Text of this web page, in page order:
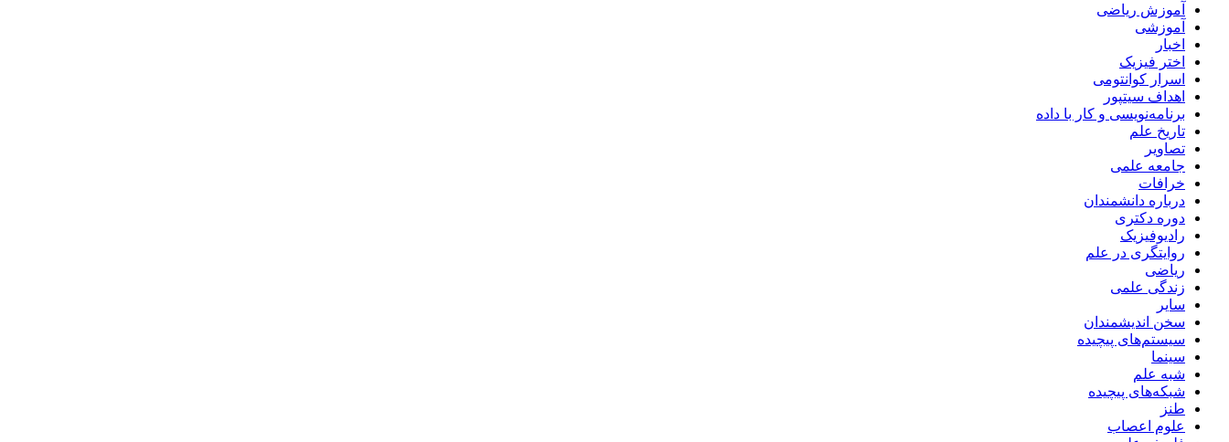
آموزش ریاضی
آموزشی
اخبار
اختر فیزیک
اسرار کوانتومی
اهداف سیتپور
برنامه‌نویسی و کار با داده
تاریخ علم
تصاویر
جامعه علمی
خرافات
درباره دانشمندان
دوره دکتری
رادیوفیزیک
روایتگری در علم
ریاضی
زندگی علمی
سایر
سخن اندیشمندان
سیستم‌های پیچیده
سینما
شبه علم
شبکه‌های پیچیده
طنز
علوم اعصاب